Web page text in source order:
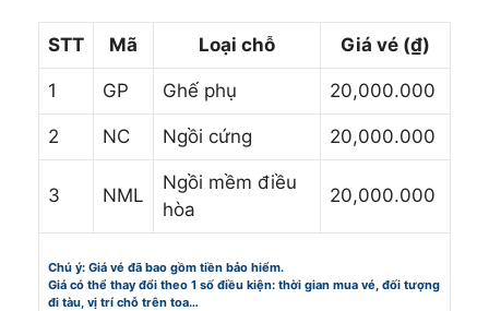
STT Mã Loại chỗ Giá vé (₫)
1 GP Ghế phụ 20,000.000
2 NC Ngồi cứng 20,000.000
3 NML
Ngồi mềm điều
hòa
20,000.000
Chú ý: Giá vé đã bao gồm tiền bảo hiểm.
Giá có thể thay đổi theo 1 số điều kiện: thời gian mua vé, đối tượng
đi tàu, vị trí chỗ trên toa…